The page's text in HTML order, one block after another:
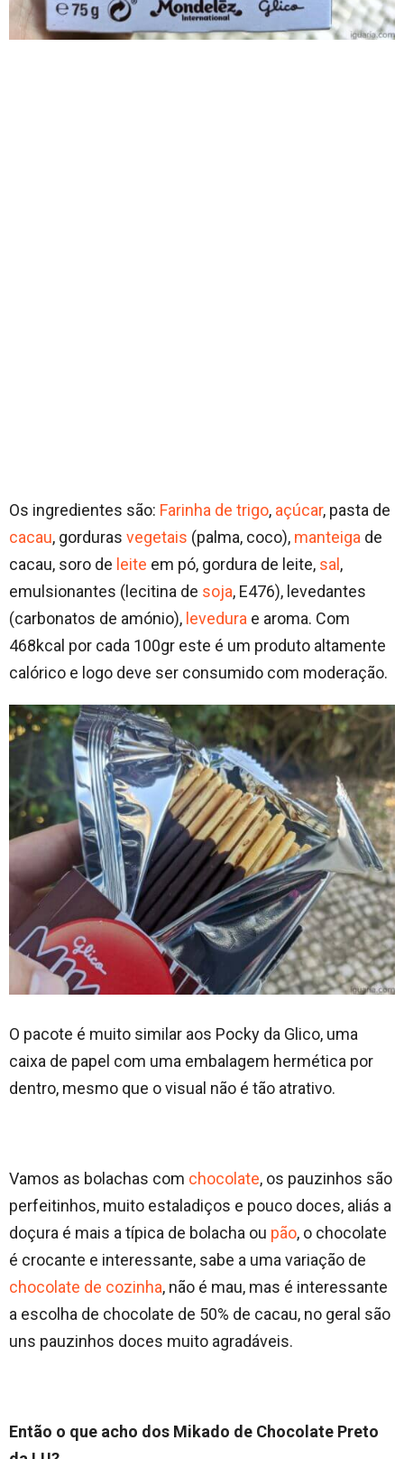
Os ingredientes são: Farinha de trigo, açúcar, pasta de
cacau, gorduras vegetais (palma, coco), manteiga de
cacau, soro de leite em pó, gordura de leite, sal ,
emulsionantes (lecitina de soja, E476), levedantes
(carbonatos de amónio), levedura e aroma. Com
468kcal por cada 100gr este é um produto altamente
calórico e logo deve ser consumido com moderação.
O pacote é muito similar aos Pocky da Glico, uma
caixa de papel com uma embalagem hermética por
dentro, mesmo que o visual não é tão atrativo.
Vamos as bolachas com chocolate, os pauzinhos são
perfeitinhos, muito estaladiços e pouco doces, aliás a
doçura é mais a típica de bolacha ou pão, o chocolate
é crocante e interessante, sabe a uma variação de
chocolate de cozinha, não é mau, mas é interessante
a escolha de chocolate de 50% de cacau, no geral são
uns pauzinhos doces muito agradáveis.
Então o que acho dos Mikado de Chocolate Preto